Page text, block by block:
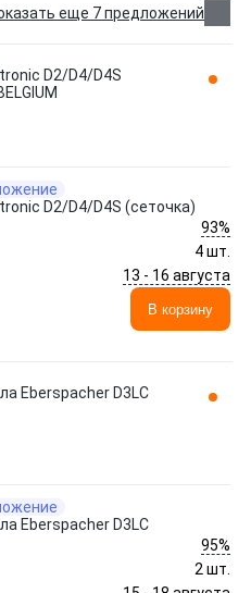
еще 7 предложений
D2/D4/D4S
D2/D4/D4S (сеточка)
93%
4 шт.
13 - 16 августа
В корзину
Eberspacher D3LC
Eberspacher D3LC
95%
2 шт.